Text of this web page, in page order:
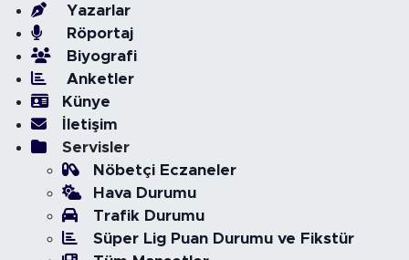
Yazarlar
Röportaj
Biyografi
Anketler
Künye
İletişim
Servisler
Nöbetçi Eczaneler
Hava Durumu
Trafik Durumu
Süper Lig Puan Durumu ve Fikstür